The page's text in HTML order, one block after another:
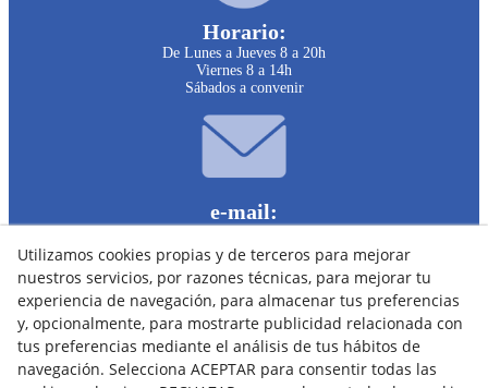
Horario:
De Lunes a Jueves 8 a 20h
Viernes 8 a 14h
Sábados a convenir
e-mail:
Utilizamos cookies propias y de terceros para mejorar
nuestros servicios, por razones técnicas, para mejorar tu
experiencia de navegación, para almacenar tus preferencias
y, opcionalmente, para mostrarte publicidad relacionada con
tus preferencias mediante el análisis de tus hábitos de
navegación. Selecciona ACEPTAR para consentir todas las